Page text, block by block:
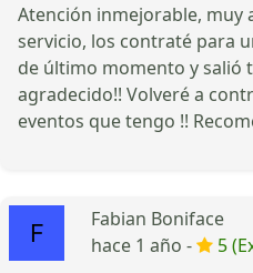
Atención inmejorable, muy
servicio, los contraté para
de último momento y salió
agradecido!! Volveré a
eventos que tengo !!
Fabian Boniface
hace 1 año -
5